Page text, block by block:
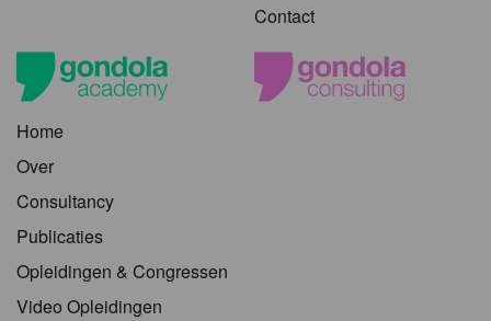
Contact
Home
Over
Consultancy
Publicaties
Opleidingen & Congressen
Video Opleidingen